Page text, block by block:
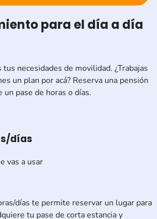
para el día a día
necesidades de movilidad. ¿Trabajas
un plan por acá? Reserva una pensión
un pase de horas o días.
días
vas a usar
días te permite reservar un lugar para
tu pase de corta estancia y